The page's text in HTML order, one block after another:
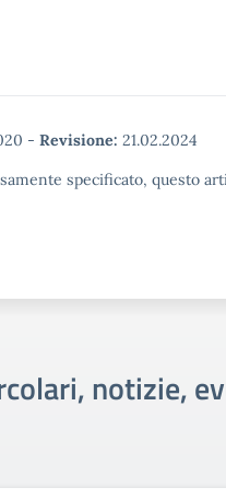
- Revisione: 21.02.2024
specificato, questo
notizie,